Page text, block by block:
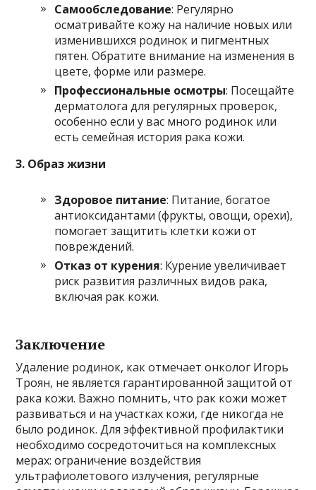
Самообследование: Регулярно
осматривайте кожу на наличие новых или
изменившихся родинок и пигментных
пятен. Обратите внимание на изменения в
цвете, форме или размере.
Профессиональные осмотры: Посещайте
дерматолога для регулярных проверок,
особенно если у вас много родинок или
есть семейная история рака кожи.
3. Образ жизни
Здоровое питание: Питание, богатое
антиоксидантами (фрукты, овощи, орехи),
помогает защитить клетки кожи от
повреждений.
Отказ от курения: Курение увеличивает
риск развития различных видов рака,
включая рак кожи.
Заключение
Удаление родинок, как отмечает онколог Игорь
Троян, не является гарантированной защитой от
рака кожи. Важно помнить, что рак кожи может
развиваться и на участках кожи, где никогда не
было родинок. Для эффективной профилактики
необходимо сосредоточиться на комплексных
мерах: ограничение воздействия
ультрафиолетового излучения, регулярные